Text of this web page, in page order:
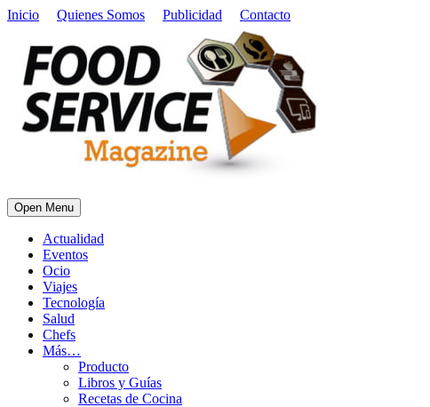
Inicio Quienes Somos Publicidad Contacto
Open Menu
Actualidad
Eventos
Ocio
Viajes
Tecnología
Salud
Chefs
Más…
Producto
Libros y Guías
Recetas de Cocina